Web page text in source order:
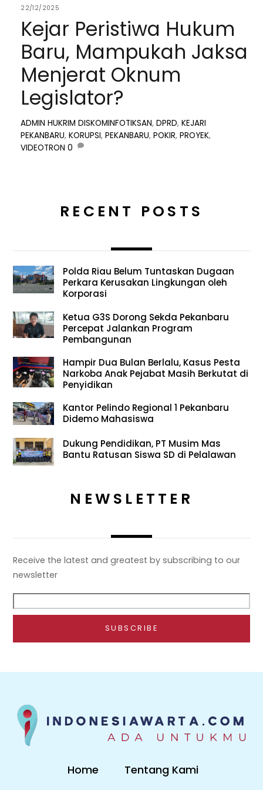
22/12/2025
Kejar Peristiwa Hukum
Baru, Mampukah Jaksa
Menjerat Oknum
Legislator?
ADMIN HUKRIM DISKOMINFOTIKSAN,DPRD,KEJARI
PEKANBARU,KORUPSI,PEKANBARU,POKIR,PROYEK,
VIDEOTRON 0
RECENT POSTS
Polda Riau Belum Tuntaskan Dugaan
Perkara Kerusakan Lingkungan oleh
Korporasi
Ketua G3S Dorong Sekda Pekanbaru
Percepat Jalankan Program
Pembangunan
Hampir Dua Bulan Berlalu, Kasus Pesta
Narkoba Anak Pejabat Masih Berkutat di
Penyidikan
Kantor Pelindo Regional 1 Pekanbaru
Didemo Mahasiswa
Dukung Pendidikan, PT Musim Mas
Bantu Ratusan Siswa SD di Pelalawan
NEWSLETTER
Receive the latest and greatest by subscribing to our
newsletter
Home
Tentang Kami